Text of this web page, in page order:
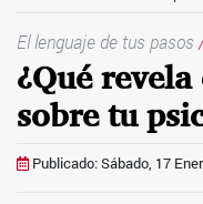
El lenguaje de tus pasos
¿Qué
sobre tu
Publicado: Sábado, 17